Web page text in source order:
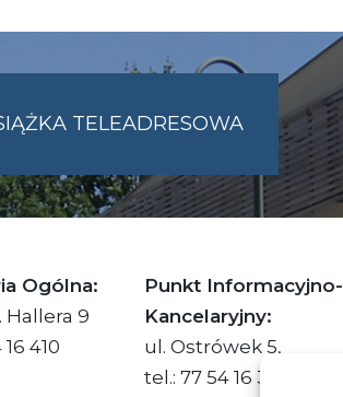
TELEADRESOWA
Ogólna:
Hallera 9
410
Punkt Informacyjno-
Kancelaryjny:
ul. Ostrówek 5,
tel.: 77 54 16 332